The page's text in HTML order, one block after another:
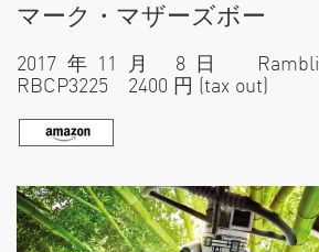
マーク・マザーズボー
2017年11月 8日
RBCP3225 2400 円 (tax out)